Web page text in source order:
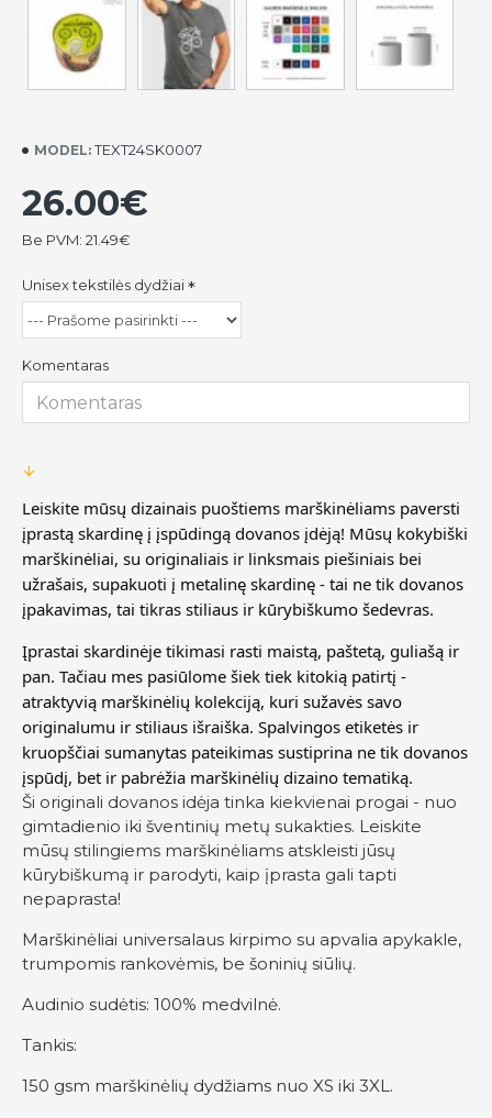
MODEL: TEXT24SK0007
26.00€
Be PVM: 21.49€
Unisex tekstilės dydžiai
Komentaras
Leiskite mūsų dizainais puoštiems marškinėliams paversti
įprastą skardinę į įspūdingą dovanos įdėją! Mūsų kokybiški
marškinėliai, su originaliais ir linksmais piešiniais bei
užrašais, supakuoti į metalinę skardinę - tai ne tik dovanos
įpakavimas, tai tikras stiliaus ir kūrybiškumo šedevras.
Įprastai skardinėje tikimasi rasti maistą, paštetą, guliašą ir
pan. Tačiau mes pasiūlome šiek tiek kitokią patirtį -
atraktyvią marškinėlių kolekciją, kuri sužavės savo
originalumu ir stiliaus išraiška. Spalvingos etiketės ir
kruopščiai sumanytas pateikimas sustiprina ne tik dovanos
įspūdį, bet ir pabrėžia marškinėlių dizaino tematiką.
Ši originali dovanos idėja tinka kiekvienai progai - nuo
gimtadienio iki šventinių metų sukakties. Leiskite
mūsų stilingiems marškinėliams atskleisti jūsų
kūrybiškumą ir parodyti, kaip įprasta gali tapti
nepaprasta!
Marškinėliai universalaus kirpimo su apvalia apykakle,
trumpomis rankovėmis, be šoninių siūlių.
Audinio sudėtis: 100% medvilnė.
Tankis:
150 gsm marškinėlių dydžiams nuo XS iki 3XL.